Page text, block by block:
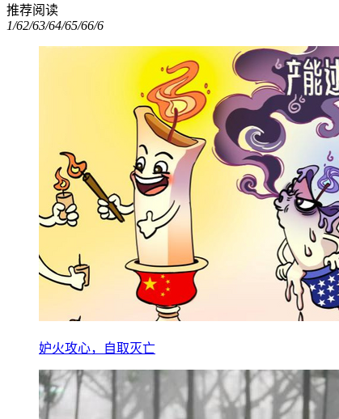
推荐阅读
1/62/63/64/65/66/6
妒火攻心，自取灭亡